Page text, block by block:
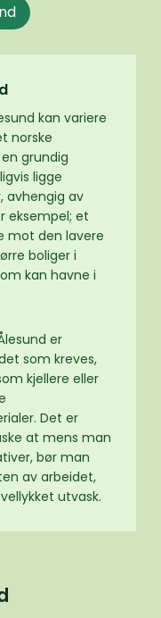
kan variere
norske
grundig
ligge
avhengig av
eksempel; et
mot den lavere
boliger i
kan havne i
er
som kreves,
kjellere eller
Det er
at mens man
bør man
av arbeidet,
utvask.